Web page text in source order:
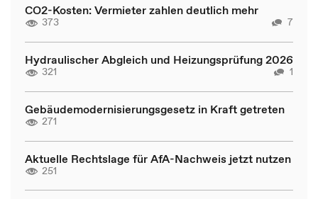
CO2-Kosten: Vermieter zahlen deutlich mehr
373 7
Hydraulischer Abgleich und Heizungsprüfung 2026
321 1
Gebäudemodernisierungsgesetz in Kraft getreten
271
Aktuelle Rechtslage für AfA-Nachweis jetzt nutzen
251